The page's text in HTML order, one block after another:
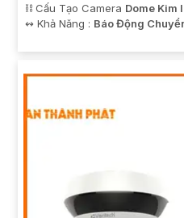
⛓ Cấu Tạo Camera Dome Kim
️↭ Khả Năng : Báo Động